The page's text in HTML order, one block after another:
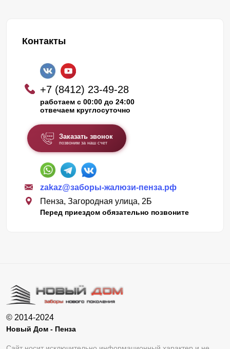
Контакты
+7 (8412) 23-49-28
работаем с 00:00 до 24:00
отвечаем круглосуточно
Заказать звонок
позвоним за наш счет
zakaz@заборы-жалюзи-пенза.рф
Пенза, Загородная улица, 2Б
Перед приездом обязательно позвоните
© 2014-2024
Новый Дом - Пенза